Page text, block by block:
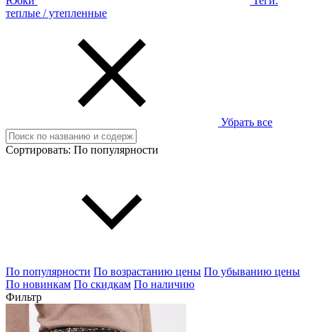
теплые / утепленные
Убрать все
Сортировать: По популярности
По популярности По возрастанию цены По убыванию цены
По новинкам По скидкам По наличию
Фильтр